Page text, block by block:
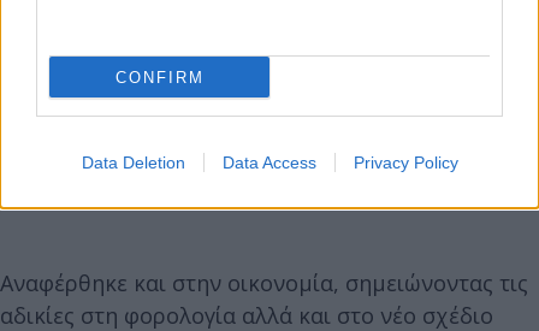
CONFIRM
Data Deletion Data Access Privacy Policy
εκδήλωση στο Χαλάνδρι, με το κοινό να ζητά επίμονα να ανακοινωθεί το όνομα
του νέου πολιτικού εγχειρήματος. η συζήτηση με τον Αλέξη Τσίπρα στο θέατρο
ρεματιάς εξελίχθηκε σε κλίμα έντονης προσμονής, με το ενδιαφέρον να
στρέφεται στις επόμενες κινήσεις του. Βίντεο: Γιάννης Κέμμος#tiktokergreece
Αναφέρθηκε και στην οικονομία, σημειώνοντας τις
αδικίες στη φορολογία αλλά και στο νέο σχέδιο